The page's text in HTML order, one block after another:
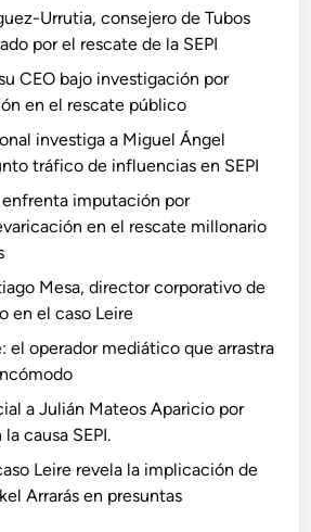
Urrutia, consejero de Tubos
por el rescate de la SEPI
CEO bajo investigación por
en el rescate público
investiga a Miguel Ángel
tráfico de influencias en SEPI
enfrenta imputación por
en el rescate millonario
Mesa, director corporativo de
en el caso Leire
el operador mediático que arrastra
a Julián Mateos Aparicio por
causa SEPI.
Leire revela la implicación de
Arrarás en presuntas